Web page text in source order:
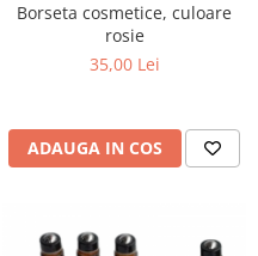
Borseta cosmetice, culoare
rosie
35,00 Lei
ADAUGA IN COS